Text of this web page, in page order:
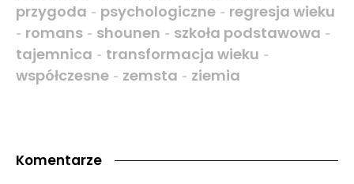
przygoda - psychologiczne - regresja wieku
- romans - shounen - szkoła podstawowa -
tajemnica - transformacja wieku -
współczesne - zemsta - ziemia
Komentarze